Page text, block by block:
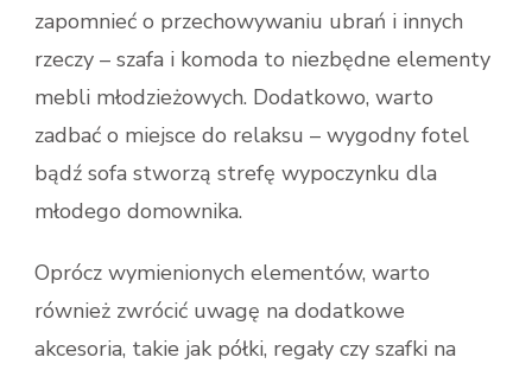
zapomnieć o przechowywaniu ubrań i innych
rzeczy – szafa i komoda to niezbędne elementy
mebli młodzieżowych. Dodatkowo, warto
zadbać o miejsce do relaksu – wygodny fotel
bądź sofa stworzą strefę wypoczynku dla
młodego domownika.
Oprócz wymienionych elementów, warto
również zwrócić uwagę na dodatkowe
akcesoria, takie jak półki, regały czy szafki na